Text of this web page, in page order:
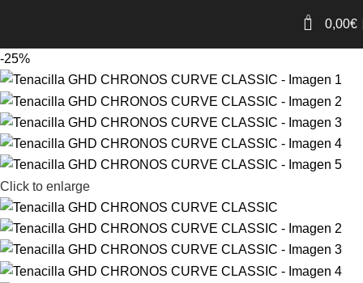
0 0,00€
-25%
Click to enlarge